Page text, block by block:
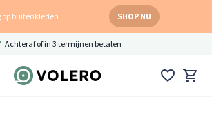
op buitenkleden SHOP NU
Achteraf of in 3 termijnen betalen